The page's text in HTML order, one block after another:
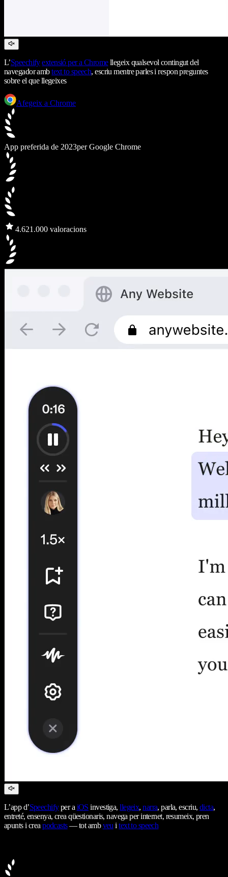
L’Speechify extensió per a Chromellegeix qualsevol contingut del
navegador ambtext to speech, escriu mentre parles i respon preguntes
sobre el que llegeixes
Afegeix a Chrome
App preferida de 2023per Google Chrome
4.621.000 valoracions
L’app d’Speechifyper aiOS investiga,llegeix,narra, parla, escriu, dicta,
entreté, ensenya, crea qüestionaris, navega per internet, resumeix, pren
apunts i creapodcasts— tot ambveuitext to speech